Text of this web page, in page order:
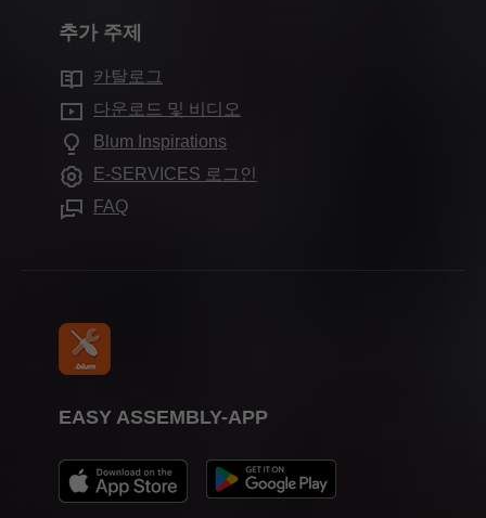
모션 기술
캐비닛 적용
추가 제품
조립 장치
마케팅
자주 묻는 질문
무역 박람회 일정
언론 및 미디어
생산 현장소
Blum 쇼룸
전시실
EASY ASSEMBLY-APP
추가 주제
카탈로그
다운로드 및 비디오
Blum Inspirations
E-SERVICES 로그인
FAQ